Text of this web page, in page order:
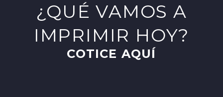
¿QUÉ VAMOS A
IMPRIMIR HOY?
COTICE AQUÍ